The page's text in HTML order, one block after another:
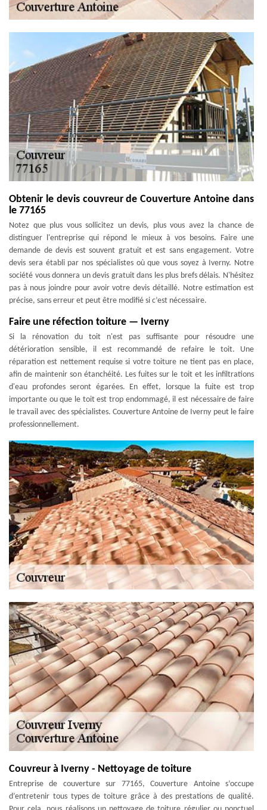
Obtenir le devis couvreur de Couverture Antoine dans
le 77165
Notez que plus vous sollicitez un devis, plus vous avez la chance de
distinguer l'entreprise qui répond le mieux à vos besoins. Faire une
demande de devis est souvent gratuit et est sans engagement. Votre
devis sera établi par nos spécialistes où que vous soyez à Iverny. Notre
société vous donnera un devis gratuit dans les plus brefs délais. N'hésitez
pas à nous joindre pour avoir votre devis détaillé. Notre estimation est
précise, sans erreur et peut être modifié si c’est nécessaire.
Faire une réfection toiture — Iverny
Si la rénovation du toit n'est pas suffisante pour résoudre une
détérioration sensible, il est recommandé de refaire le toit. Une
réparation est nettement requise si votre toiture ne tient pas en place,
afin de maintenir son étanchéité. Les fuites sur le toit et les infiltrations
d'eau profondes seront égarées. En effet, lorsque la fuite est trop
importante ou que le toit est trop endommagé, il est nécessaire de faire
le travail avec des spécialistes. Couverture Antoine de Iverny peut le faire
professionnellement.
Couvreur à Iverny - Nettoyage de toiture
Entreprise de couverture sur 77165, Couverture Antoine s’occupe
d’entretenir tous types de toiture grâce à des prestations de qualité.